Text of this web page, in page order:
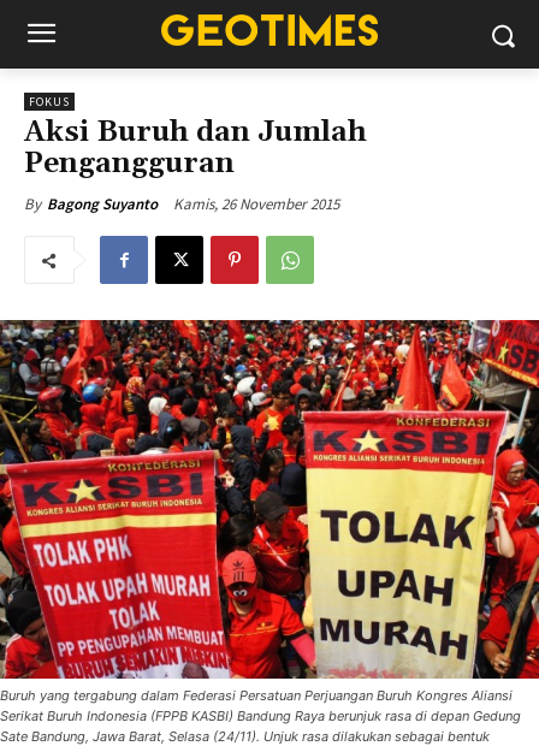
FOKUS
Aksi Buruh dan Jumlah
Pengangguran
By Bagong Suyanto Kamis, 26 November 2015
Buruh yang tergabung dalam Federasi Persatuan Perjuangan Buruh Kongres Aliansi
Serikat Buruh Indonesia (FPPB KASBI) Bandung Raya berunjuk rasa di depan Gedung
Sate Bandung, Jawa Barat, Selasa (24/11). Unjuk rasa dilakukan sebagai bentuk